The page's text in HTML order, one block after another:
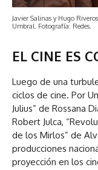
Javier Salinas y Hugo
Umbral. Fotografía: Redes.
EL CINE ES
Luego de una
ciclos de cine. Por
Julius” de Rossana
Robert Julca,
de los Mirlos” de
producciones
proyección en los